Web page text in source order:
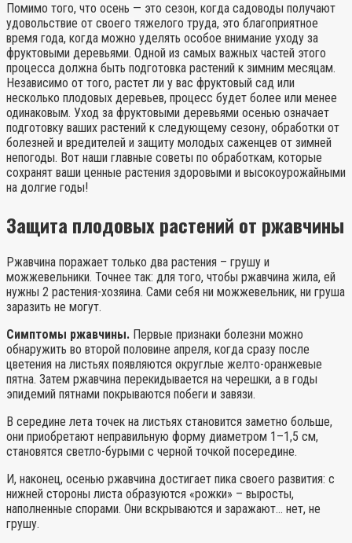
Помимо того, что осень — это сезон, когда садоводы получают
удовольствие от своего тяжелого труда, это благоприятное
время года, когда можно уделять особое внимание уходу за
фруктовыми деревьями. Одной из самых важных частей этого
процесса должна быть подготовка растений к зимним месяцам.
Независимо от того, растет ли у вас фруктовый сад или
несколько плодовых деревьев, процесс будет более или менее
одинаковым. Уход за фруктовыми деревьями осенью означает
подготовку ваших растений к следующему сезону, обработки от
болезней и вредителей и защиту молодых саженцев от зимней
непогоды. Вот наши главные советы по обработкам, которые
сохранят ваши ценные растения здоровыми и высокоурожайными
на долгие годы!
Защита плодовых растений от ржавчины
Ржавчина поражает только два растения – грушу и
можжевельники. Точнее так: для того, чтобы ржавчина жила, ей
нужны 2 растения-хозяина. Сами себя ни можжевельник, ни груша
заразить не могут.
Симптомы ржавчины. Первые признаки болезни можно
обнаружить во второй половине апреля, когда сразу после
цветения на листьях появляются округлые желто-оранжевые
пятна. Затем ржавчина перекидывается на черешки, а в годы
эпидемий пятнами покрываются побеги и завязи.
В середине лета точек на листьях становится заметно больше,
они приобретают неправильную форму диаметром 1–1,5 см,
становятся светло-бурыми с черной точкой посередине.
И, наконец, осенью ржавчина достигает пика своего развития: с
нижней стороны листа образуются «рожки» – выросты,
наполненные спорами. Они вскрываются и заражают… нет, не
грушу.